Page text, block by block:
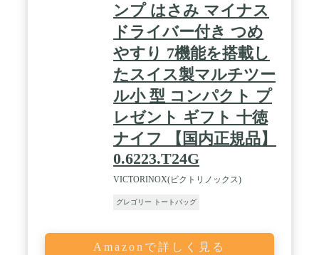
ンプ はさみ マイナス
ドライバー付き つめ
やすり 7機能を搭載し
たスイス製マルチツー
ル小 型 コンパクト プ
レゼント ギフト 十徳
ナイフ 【国内正規品】
0.6223.T24G
VICTORINOX(ビクトリノックス)
グレゴリー トートバッグ
Amazonで詳しく見る